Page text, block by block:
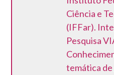
Ciência e
(IFFar).
Pesquisa
temática